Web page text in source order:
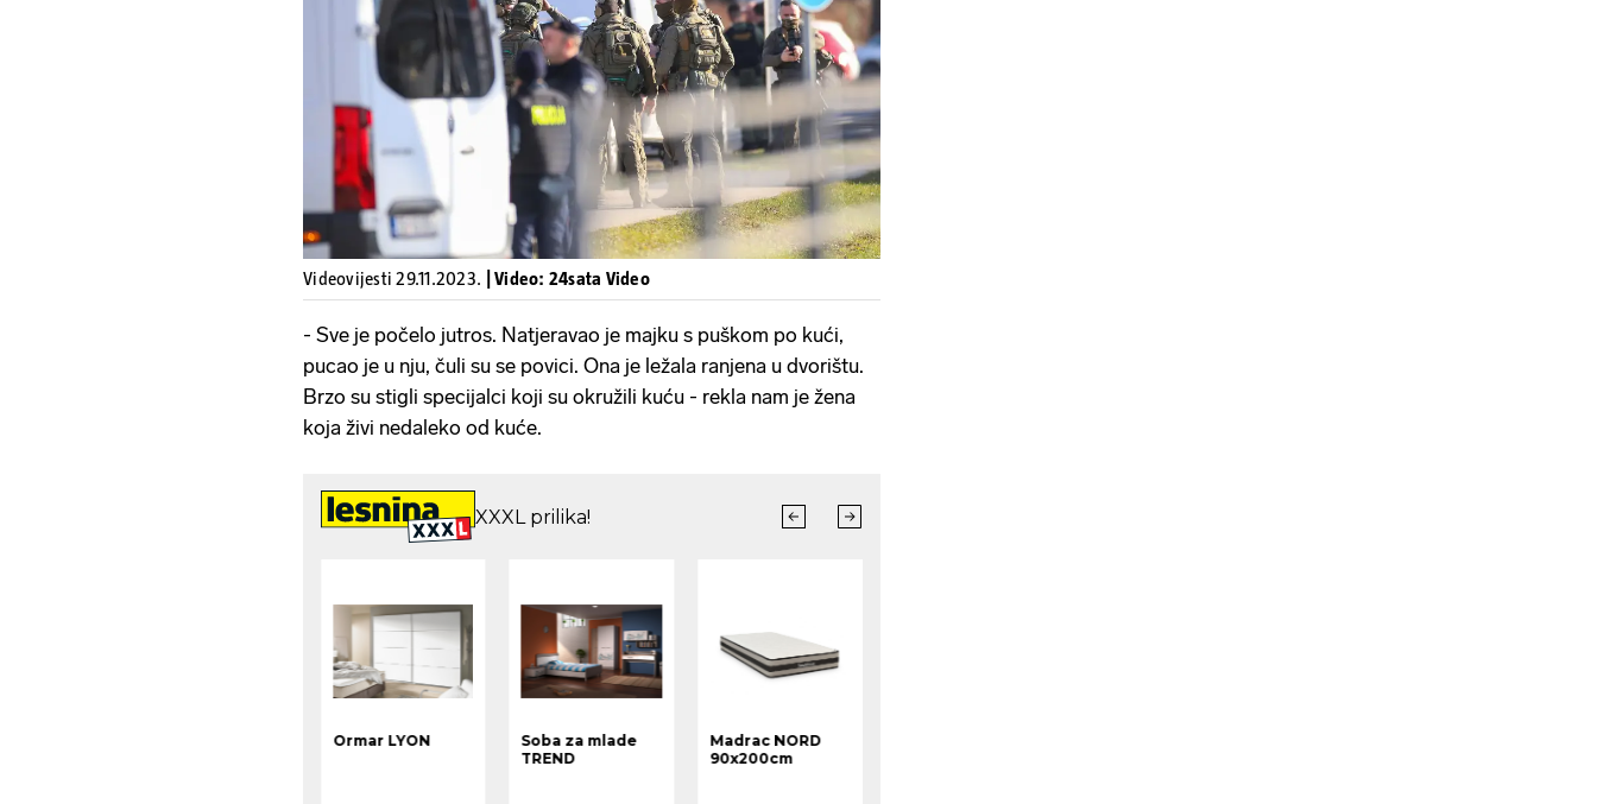
Pokretanje videa...
Videovijesti 29.11.2023. | Video: 24sata Video
- Sve je počelo jutros. Natjeravao je majku s puškom po kući,
pucao je u nju, čuli su se povici. Ona je ležala ranjena u dvorištu.
Brzo su stigli specijalci koji su okružili kuću - rekla nam je žena
koja živi nedaleko od kuće.